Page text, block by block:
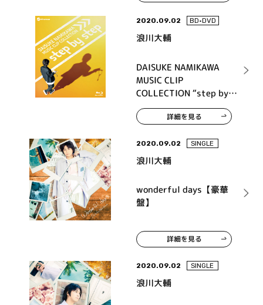
2020.09.02 BD•DVD
浪川大輔
DAISUKE NAMIKAWA
MUSIC CLIP
COLLECTION “step by
step”
詳細を見る
2020.09.02 SINGLE
浪川大輔
wonderful days【豪華
盤】
詳細を見る
2020.09.02 SINGLE
浪川大輔